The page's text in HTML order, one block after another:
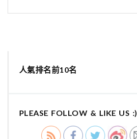
人氣排名前10名
PLEASE FOLLOW & LIKE US :)